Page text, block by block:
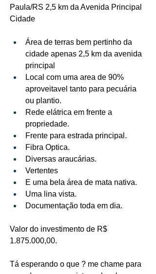
Paula/RS 2,5 km da Avenida Principal
Cidade
Área de terras bem pertinho da
cidade apenas 2,5 km da avenida
principal
Local com uma area de 90%
aproveitavel tanto para pecuária
ou plantio.
Rede elátrica em frente a
propriedade.
Frente para estrada principal.
Fibra Optica.
Diversas araucárias.
Vertentes
E uma bela área de mata nativa.
Uma lina vista.
Documentação toda em dia.
Valor do investimento de R$
1.875.000,00.
Tá esperando o que ? me chame para